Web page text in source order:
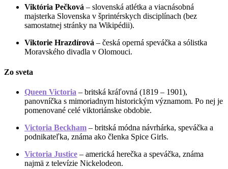
Viktória Pečková – slovenská atlétka a viacnásobná
majsterka Slovenska v šprintérskych disciplínach (bez
samostatnej stránky na Wikipédii).
Viktorie Hrazdírová – česká operná speváčka a sólistka
Moravského divadla v Olomouci.
Zo sveta
Queen Victoria – britská kráľovná (1819 – 1901),
panovníčka s mimoriadnym historickým významom. Po nej je
pomenované celé viktoriánske obdobie.
Victoria Beckham – britská módna návrhárka, speváčka a
podnikateľka, známa ako členka Spice Girls.
Victoria Justice – americká herečka a speváčka, známa
najmä z televízie Nickelodeon.